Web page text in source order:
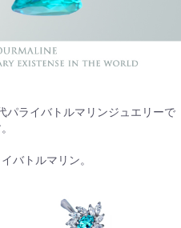
ライバトルマリンジュエリーで
バトルマリン。